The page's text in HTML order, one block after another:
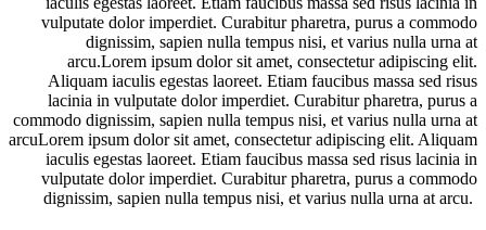
vulputate dolor imperdiet. Curabitur pharetra, purus a commodo
dignissim, sapien nulla tempus nisi, et varius nulla urna at
arcu.Lorem ipsum dolor sit amet, consectetur adipiscing elit.
Aliquam iaculis egestas laoreet. Etiam faucibus massa sed risus
lacinia in vulputate dolor imperdiet. Curabitur pharetra, purus a
commodo dignissim, sapien nulla tempus nisi, et varius nulla urna at
arcuLorem ipsum dolor sit amet, consectetur adipiscing elit. Aliquam
iaculis egestas laoreet. Etiam faucibus massa sed risus lacinia in
vulputate dolor imperdiet. Curabitur pharetra, purus a commodo
dignissim, sapien nulla tempus nisi, et varius nulla urna at arcu.